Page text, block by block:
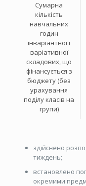
Сумарна
кількість
навчальних
годин
інваріантної і
варіативної
складових, що
фінансується з
бюджету (без
урахування
поділу класів на
групи)
здійснено
тиждень;
встановлено
окремими